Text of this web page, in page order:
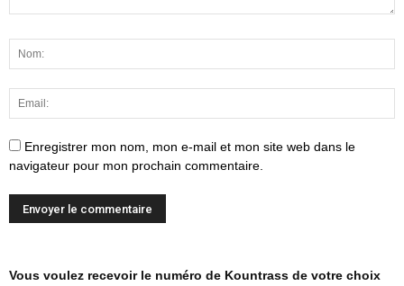
Enregistrer mon nom, mon e-mail et mon site web dans le
navigateur pour mon prochain commentaire.
Vous voulez recevoir le numéro de Kountrass de votre choix